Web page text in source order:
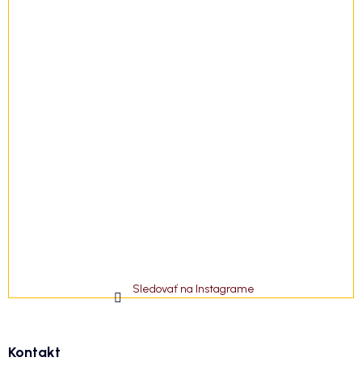
Sledovať na Instagrame
Kontakt